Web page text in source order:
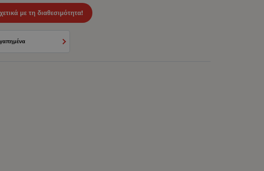
με τη διαθεσιμότητα!